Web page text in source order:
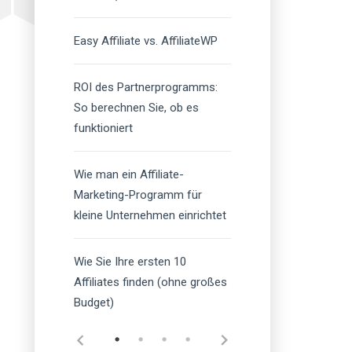
Easy Affiliate vs. AffiliateWP
ROI des Partnerprogramms:
So berechnen Sie, ob es
funktioniert
Wie man ein Affiliate-
Marketing-Programm für
kleine Unternehmen einrichtet
Wie Sie Ihre ersten 10
Affiliates finden (ohne großes
Budget)